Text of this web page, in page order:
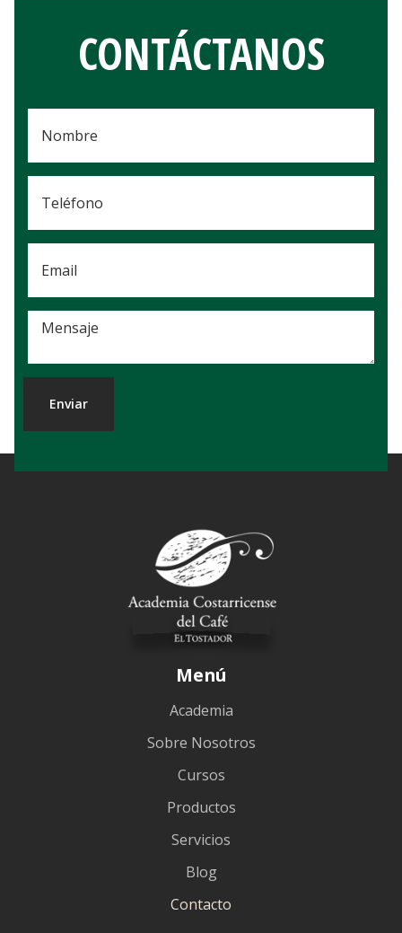
CONTÁCTANOS
Menú
Academia
Sobre Nosotros
Cursos
Productos
Servicios
Blog
Contacto